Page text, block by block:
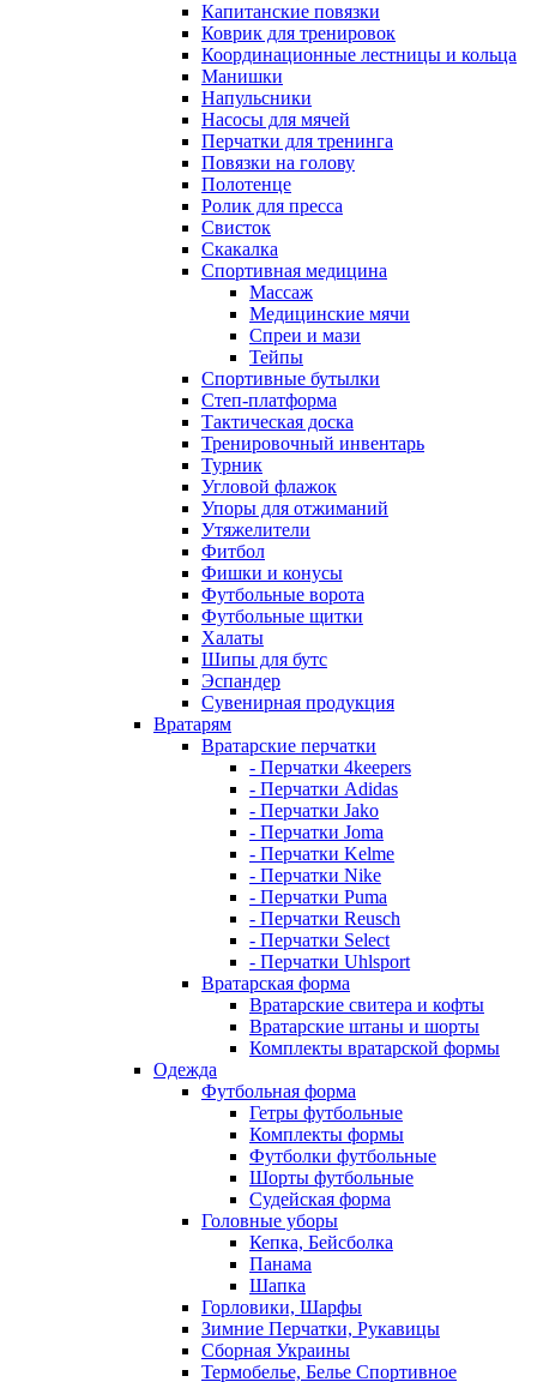
Капитанские повязки
Коврик для тренировок
Координационные лестницы и кольца
Манишки
Напульсники
Насосы для мячей
Перчатки для тренинга
Повязки на голову
Полотенце
Ролик для пресса
Свисток
Скакалка
Спортивная медицина
Массаж
Медицинские мячи
Спреи и мази
Тейпы
Спортивные бутылки
Степ-платформа
Тактическая доска
Тренировочный инвентарь
Турник
Угловой флажок
Упоры для отжиманий
Утяжелители
Фитбол
Фишки и конусы
Футбольные ворота
Футбольные щитки
Халаты
Шипы для бутс
Эспандер
Сувенирная продукция
Вратарям
Вратарские перчатки
- Перчатки 4keepers
- Перчатки Adidas
- Перчатки Jako
- Перчатки Joma
- Перчатки Kelme
- Перчатки Nike
- Перчатки Puma
- Перчатки Reusch
- Перчатки Select
- Перчатки Uhlsport
Вратарская форма
Вратарские свитера и кофты
Вратарские штаны и шорты
Комплекты вратарской формы
Одежда
Футбольная форма
Гетры футбольные
Комплекты формы
Футболки футбольные
Шорты футбольные
Судейская форма
Головные уборы
Кепка, Бейсболка
Панама
Шапка
Горловики, Шарфы
Зимние Перчатки, Рукавицы
Сборная Украины
Термобелье, Белье Спортивное